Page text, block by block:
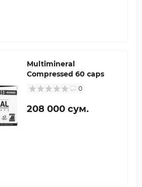
Multimineral
Compressed 60 caps
0
208 000 сум.